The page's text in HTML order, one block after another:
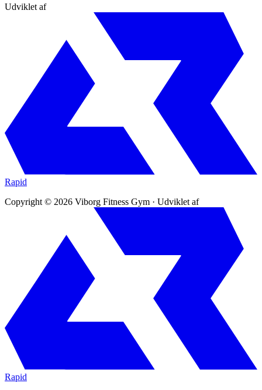
Udviklet af
Rapid
Copyright © 2026 Viborg Fitness Gym · Udviklet af
Rapid